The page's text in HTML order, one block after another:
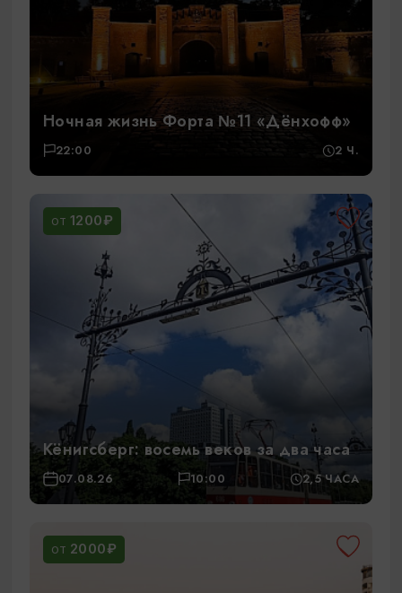
Ночная жизнь Форта №11 «Дёнхофф»
22:00 2 Ч.
ОТ 1200₽
Кёнигсберг: восемь веков за два часа
07.08.26 10:00 2,5 ЧАСА
ОТ 2000₽